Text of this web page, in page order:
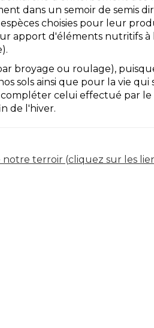
dans un semoir de semis
choisies pour leur
apport d'éléments nutritifs à
broyage ou roulage),
sols ainsi que pour la vie qui
celui effectué par le
de l'hiver.
terroir (cliquez sur les